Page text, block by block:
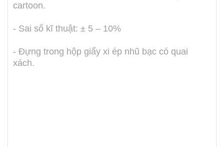
cartoon.
- Sai số kĩ thuật: ± 5 – 10%
- Đựng trong hộp giấy xi ép nhũ bạc có quai
xách.